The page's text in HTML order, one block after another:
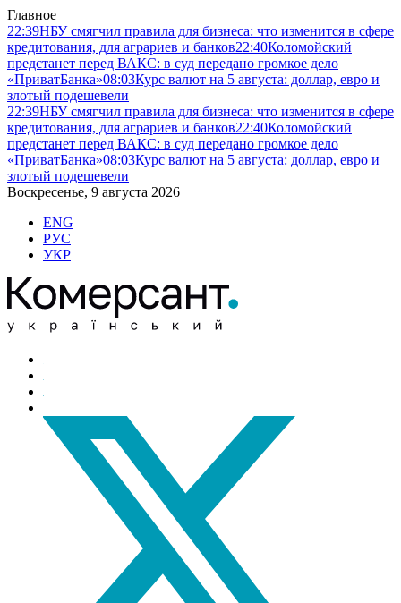
Главное
22:39НБУ смягчил правила для бизнеса: что изменится в сфере
кредитования, для аграриев и банков22:40Коломойский
предстанет перед ВАКС: в суд передано громкое дело
«ПриватБанка»08:03Курс валют на 5 августа: доллар, евро и
злотый подешевели
22:39НБУ смягчил правила для бизнеса: что изменится в сфере
кредитования, для аграриев и банков22:40Коломойский
предстанет перед ВАКС: в суд передано громкое дело
«ПриватБанка»08:03Курс валют на 5 августа: доллар, евро и
злотый подешевели
Воскресенье, 9 августа 2026
ENG
РУС
УКР